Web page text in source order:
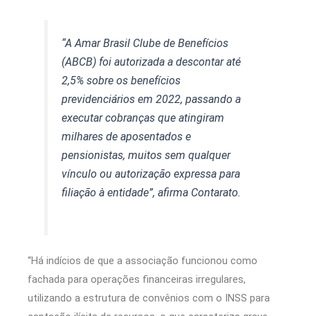
“A Amar Brasil Clube de Benefícios
(ABCB) foi autorizada a descontar até
2,5% sobre os benefícios
previdenciários em 2022, passando a
executar cobranças que atingiram
milhares de aposentados e
pensionistas, muitos sem qualquer
vínculo ou autorização expressa para
filiação à entidade”, afirma Contarato.
“Há indícios de que a associação funcionou como
fachada para operações financeiras irregulares,
utilizando a estrutura de convênios com o INSS para